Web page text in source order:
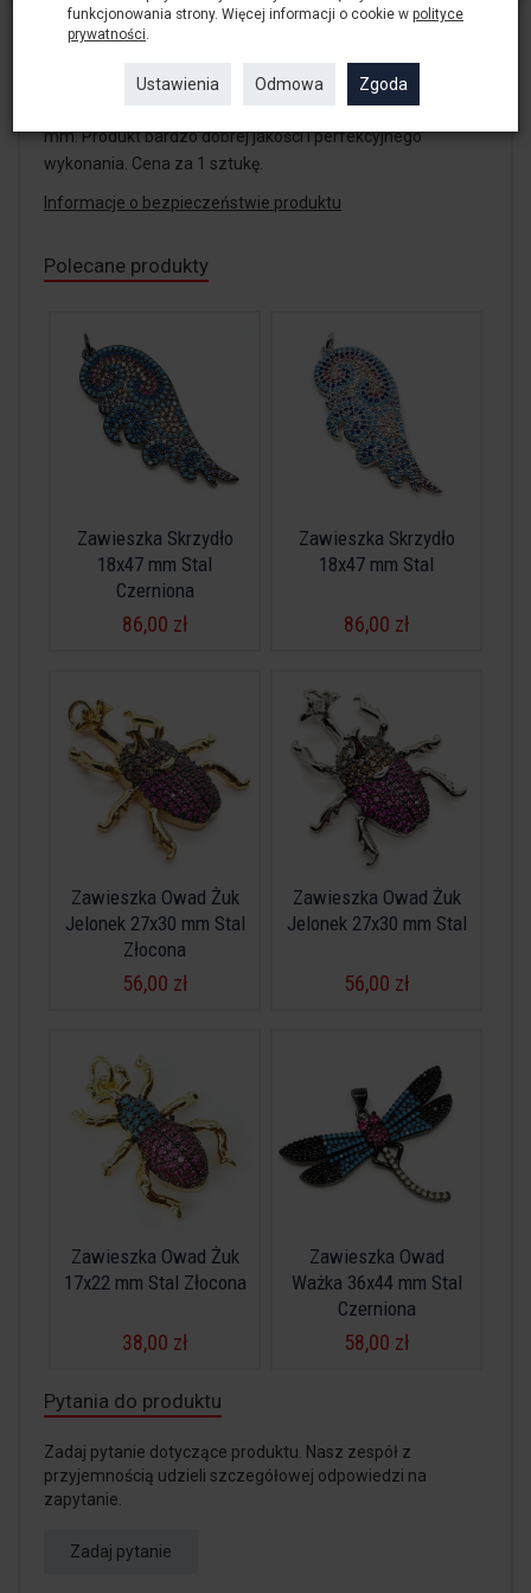
wykonania. Cena za 1 sztukę.
Zawieszka Owad Chrząszcz wykonana ze stali
inkrustowanej Cyrkoniami. Rozmiar zawieszki to 34x18
mm. Produkt bardzo dobrej jakości i perfekcyjnego
wykonania. Cena za 1 sztukę.
Informacje o bezpieczeństwie produktu
Polecane produkty
Zawieszka Skrzydło
18x47 mm Stal
Czerniona
86,00 zł
Zawieszka Skrzydło
18x47 mm Stal
86,00 zł
Zawieszka Owad Żuk
Jelonek 27x30 mm Stal
Złocona
56,00 zł
Zawieszka Owad Żuk
Jelonek 27x30 mm Stal
56,00 zł
Zawieszka Owad Żuk
17x22 mm Stal Złocona
38,00 zł
Zawieszka Owad
Ważka 36x44 mm Stal
Czerniona
58,00 zł
Pytania do produktu
Zadaj pytanie dotyczące produktu. Nasz zespół z
przyjemnością udzieli szczegółowej odpowiedzi na
zapytanie.
Zadaj pytanie
funkcjonowania strony. Więcej informacji o cookie w polityce
prywatności
Ustawienia Odmowa Zgoda